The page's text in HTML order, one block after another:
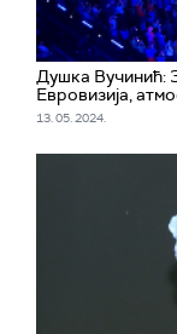
Душка Вучинић:
Евровизија,
13. 05. 2024.